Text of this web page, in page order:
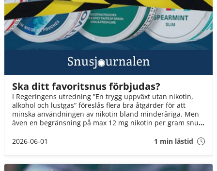
Ska ditt favoritsnus förbjudas?
I Regeringens utredning ”En trygg uppväxt utan nikotin,
alkohol och lustgas” föreslås flera bra åtgärder för att
minska användningen av nikotin bland minderåriga. Men
även en begränsning på max 12 mg nikotin per gram snus
mycket hårt slag mot Sveriges snusare. Om inte
kommer 3 av 4 av oss att drabbas.
2026-06-01 1 min lästid